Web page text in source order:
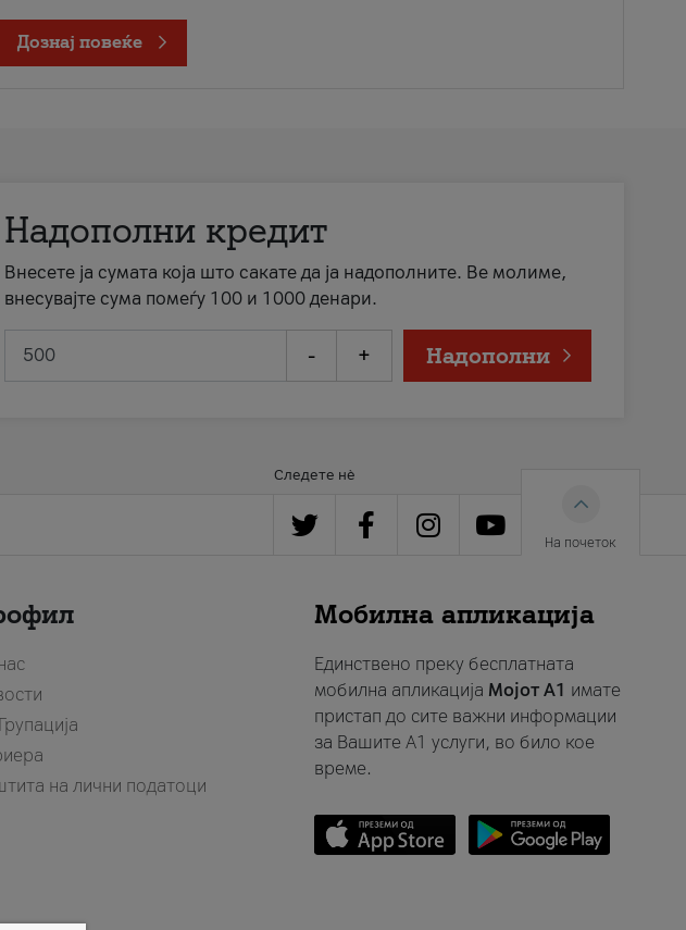
Дознај повеќе
Надополни кредит
Внесете ја сумата која што сакате да ја надополните. Ве молиме,
внесувајте сума помеѓу 100 и 1000 денари.
- + Надополни
Следете нè
На почеток
на лични податоци
Мобилна апликација
Единствено преку бесплатната
мобилна апликација Мојот A1 имате
пристап до сите важни информации
за Вашите A1 услуги, во било кое
време.